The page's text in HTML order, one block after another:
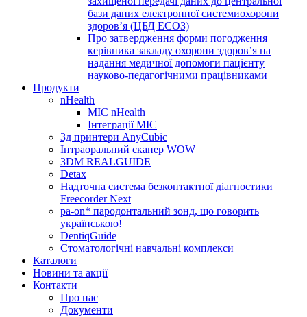
бази даних електронної системиохорони
здоров’я (ЦБД ЕСОЗ)
Про затвердження форми погодження
керівника закладу охорони здоров’я на
надання медичної допомоги пацієнту
науково-педагогічними працівниками
Продукти
nHealth
МІС nHealth
Інтеграції МІС
3д принтери AnyCubic
Інтраоральний сканер WOW
3DM REALGUIDE
Detax
Надточна система безконтактної діагностики
Freecorder Next
pa-on* пародонтальний зонд, що говорить
українською!
DentiqGuide
Стоматологічні навчальні комплекси
Каталоги
Новини та акції
Контакти
Про нас
Документи